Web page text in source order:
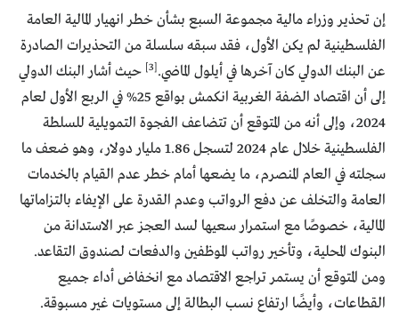
إن تحذير وزراء مالية مجموعة السبع بشأن خطر انهيار المالية العامة
الفلسطينية لم يكن الأول، فقد سبقه سلسلة من التحذيرات الصادرة
عن البنك الدولي كان آخرها في أيلول الماضي.[3]
حيث أشار البنك الدولي
إلى أن اقتصاد الضفة الغربية انكمش بواقع 25% في الربع الأول لعام
2024، وإلى أنه من المتوقع أن تتضاعف الفجوة التمويلية للسلطة
الفلسطينية خلال عام 2024 لتسجل 1.86 مليار دولار، وهو ضعف ما
سجلته في العام المنصرم، ما يضعها أمام خطر عدم القيام بالخدمات
العامة والتخلف عن دفع الرواتب وعدم القدرة على الإيفاء بالتزاماتها
المالية، خصوصًا مع استمرار سعيها لسد العجز عبر الاستدانة من
البنوك المحلية، وتأخير رواتب الموظفين والدفعات لصندوق التقاعد.
ومن المتوقع أن يستمر تراجع الاقتصاد مع انخفاض أداء جميع
القطاعات، وأيضًا ارتفاع نسب البطالة إلى مستويات غير مسبوقة.